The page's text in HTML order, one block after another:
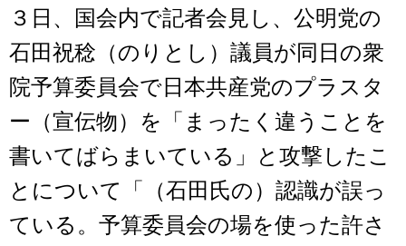
３日、国会内で記者会見し、公明党の
石田祝稔（のりとし）議員が同日の衆
院予算委員会で日本共産党のプラスタ
ー（宣伝物）を「まったく違うことを
書いてばらまいている」と攻撃したこ
とについて「（石田氏の）認識が誤っ
ている。予算委員会の場を使った許さ